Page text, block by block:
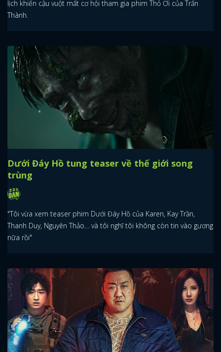
lịch khiến cậu vuột mất cơ hội tham gia phim Thỏ Ơi của Trấn
Thành.
Dưới Đáy Hồ tung teaser về thế giới song
trùng
"Tôi vừa xem teaser phim Dưới Đáy Hồ của Karen, Kay Trần,
Thanh Duy, Nguyên Thảo… và tôi nghĩ tôi không còn tin vào gương
nữa rồi"